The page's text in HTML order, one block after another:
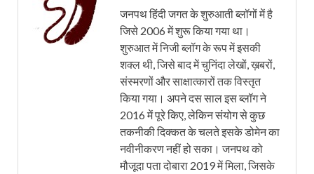
जनपथ हिंदी जगत के शुरुआती ब्लॉगों में है
जिसे 2006 में शुरू किया गया था।
शुरुआत में निजी ब्लॉग के रूप में इसकी
शक्ल थी, जिसे बाद में चुनिंदा लेखों, ख़बरों,
संस्मरणों और साक्षात्कारों तक विस्तृत
किया गया। अपने दस साल इस ब्लॉग ने
2016 में पूरे किए, लेकिन संयोग से कुछ
तकनीकी दिक्कत के चलते इसके डोमेन का
नवीनीकरण नहीं हो सका। जनपथ को
मौजूदा पता दोबारा 2019 में मिला, जिसके